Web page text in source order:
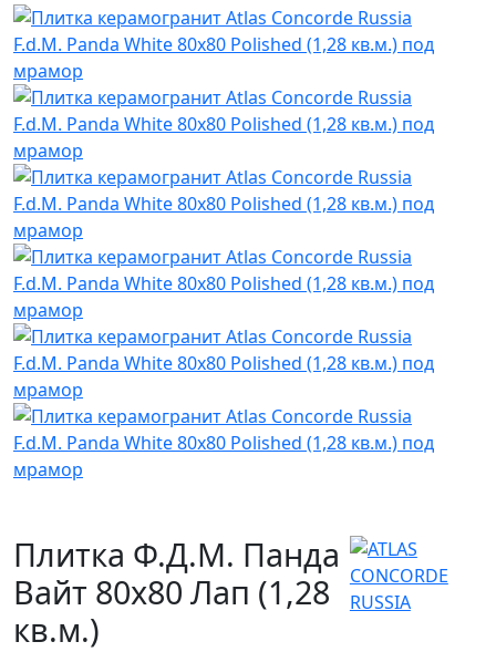
Плитка Ф.Д.М. Панда
Вайт 80х80 Лап (1,28
кв.м.)